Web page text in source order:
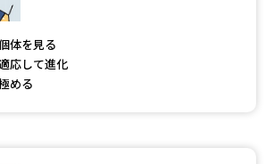
予備校
体を見る
応して進化
める